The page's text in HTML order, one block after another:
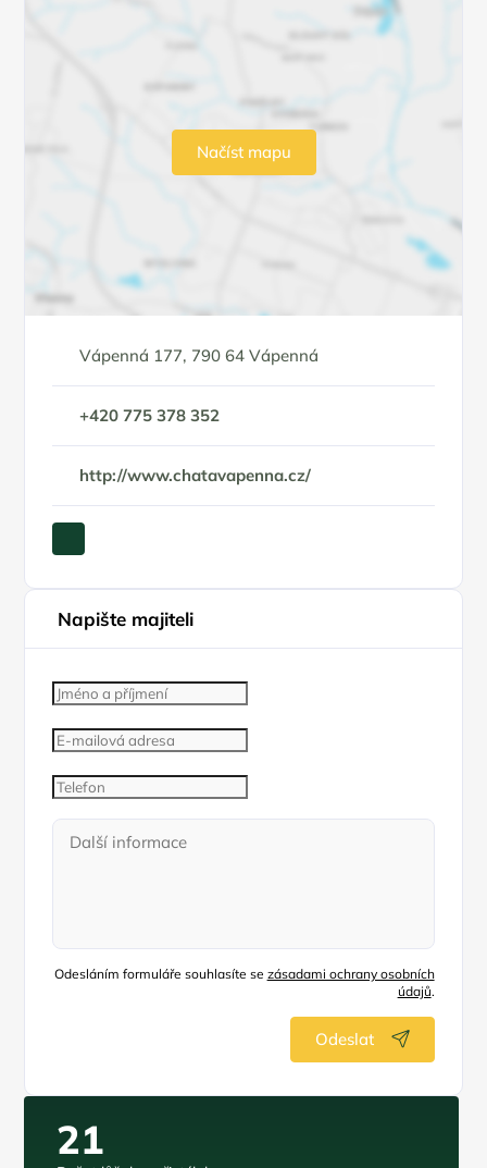
Načíst mapu
Vápenná 177, 790 64 Vápenná
+420 775 378 352
http://www.chatavapenna.cz/
Napište majiteli
Odesláním formuláře souhlasíte se zásadami ochrany osobních
údajů.
Odeslat
21